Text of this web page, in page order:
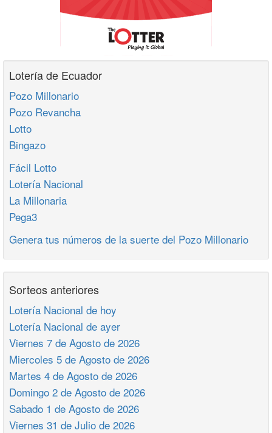
Lotería de Ecuador
Pozo Millonario
Pozo Revancha
Lotto
Bingazo
Fácil Lotto
Lotería Nacional
La Millonaria
Pega3
Genera tus números de la suerte del Pozo Millonario
Sorteos anteriores
Lotería Nacional de hoy
Lotería Nacional de ayer
Viernes 7 de Agosto de 2026
Miercoles 5 de Agosto de 2026
Martes 4 de Agosto de 2026
Domingo 2 de Agosto de 2026
Sabado 1 de Agosto de 2026
Viernes 31 de Julio de 2026